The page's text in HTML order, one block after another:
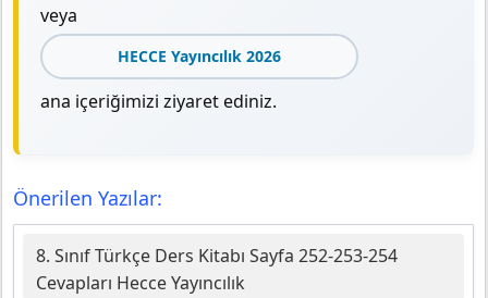
veya
HECCE Yayıncılık 2026
ana içeriğimizi ziyaret ediniz.
Önerilen Yazılar:
8. Sınıf Türkçe Ders Kitabı Sayfa 252-253-254
Cevapları Hecce Yayıncılık